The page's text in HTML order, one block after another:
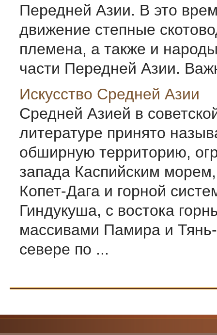
Передней Азии. В это
движение степные
племена, а также и
части Передней Азии.
Искусство Средней Азии
Средней Азией в
литературе принято
обширную территорию,
запада Каспийским
Копет-Дага и горной
Гиндукуша, с востока
массивами Памира и
севере по ...